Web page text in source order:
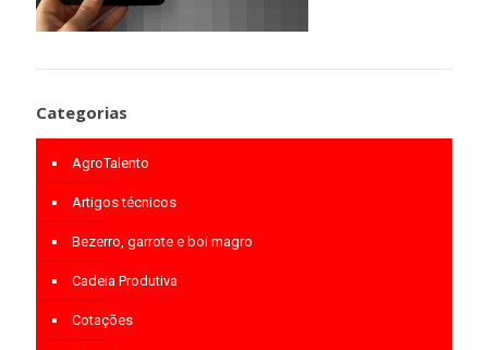
Categorias
AgroTalento
Artigos técnicos
Bezerro, garrote e boi magro
Cadeia Produtiva
Cotações